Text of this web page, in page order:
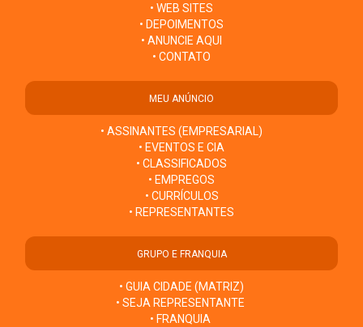
• WEB SITES
• DEPOIMENTOS
• ANUNCIE AQUI
• CONTATO
MEU ANÚNCIO
• ASSINANTES (EMPRESARIAL)
• EVENTOS E CIA
• CLASSIFICADOS
• EMPREGOS
• CURRÍCULOS
• REPRESENTANTES
GRUPO E FRANQUIA
• GUIA CIDADE (MATRIZ)
• SEJA REPRESENTANTE
• FRANQUIA